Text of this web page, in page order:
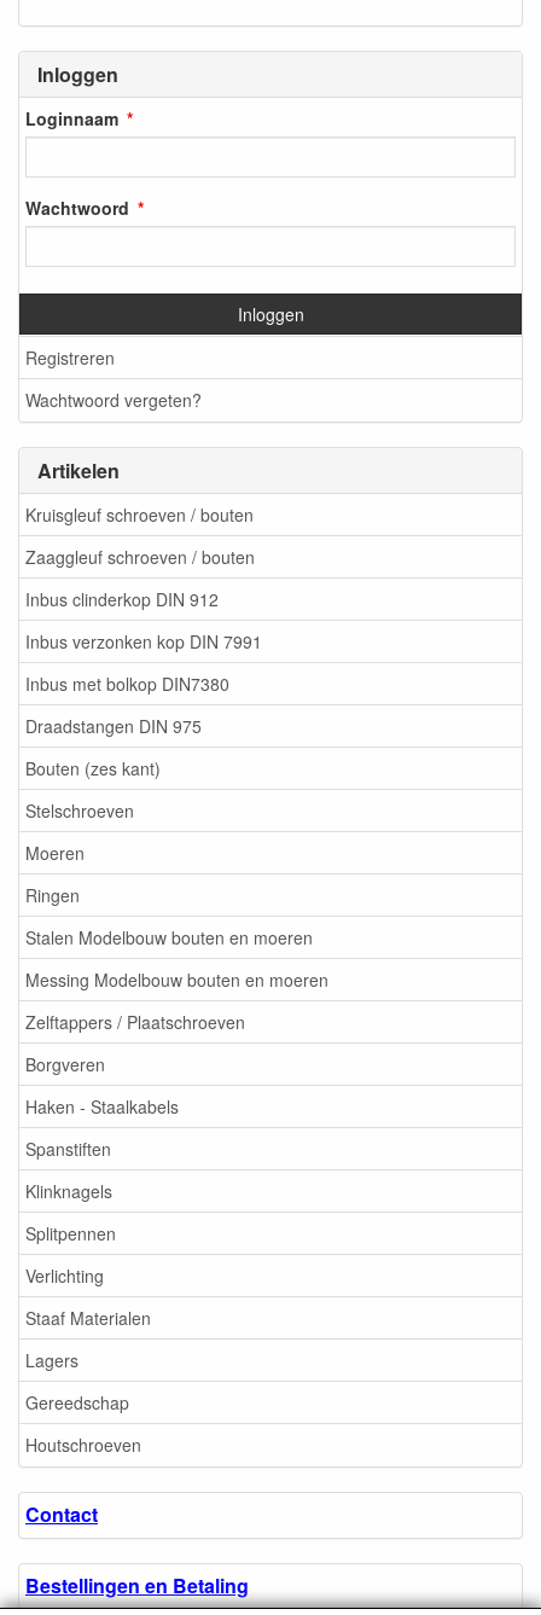
Inloggen
Loginnaam
Wachtwoord
Inloggen
Registreren
Wachtwoord vergeten?
Artikelen
Kruisgleuf schroeven / bouten
Zaaggleuf schroeven / bouten
Inbus clinderkop DIN 912
Inbus verzonken kop DIN 7991
Inbus met bolkop DIN7380
Draadstangen DIN 975
Bouten (zes kant)
Stelschroeven
Moeren
Ringen
Stalen Modelbouw bouten en moeren
Messing Modelbouw bouten en moeren
Zelftappers / Plaatschroeven
Borgveren
Haken - Staalkabels
Spanstiften
Klinknagels
Splitpennen
Verlichting
Staaf Materialen
Lagers
Gereedschap
Houtschroeven
Contact
Bestellingen en Betaling